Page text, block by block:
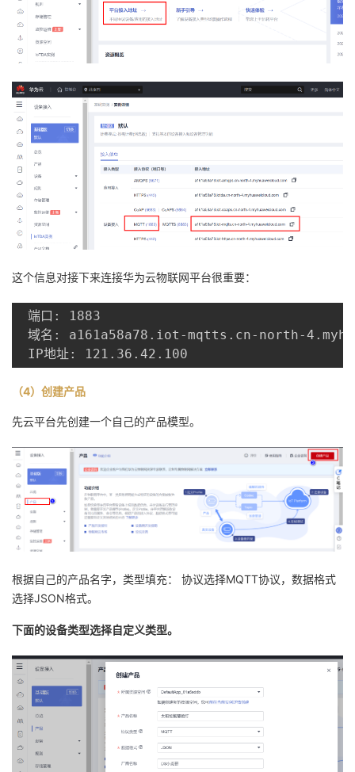
这个信息对接下来连接华为云物联网平台很重要：
端口: 1883
域名: a161a58a78.iot-mqtts.cn-north-
（4）创建产品
先云平台先创建一个自己的产品模型。
根据自己的产品名字，类型填充： 协议选择MQTT协议，数据格式
选择JSON格式。
下面的设备类型选择自定义类型。